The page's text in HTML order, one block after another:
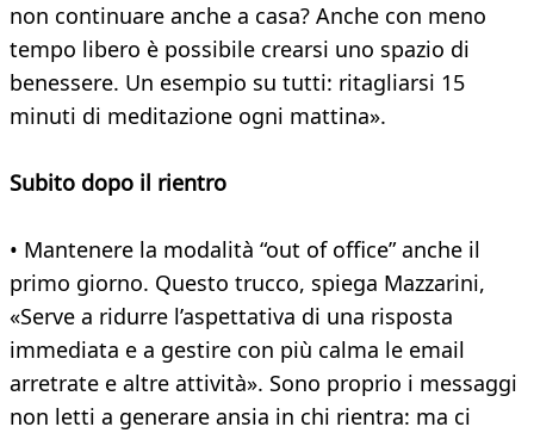
non continuare anche a casa? Anche con meno
tempo libero è possibile crearsi uno spazio di
benessere. Un esempio su tutti: ritagliarsi 15
minuti di meditazione ogni mattina».
Subito dopo il rientro
• Mantenere la modalità “out of office” anche il
primo giorno. Questo trucco, spiega Mazzarini,
«Serve a ridurre l’aspettativa di una risposta
immediata e a gestire con più calma le email
arretrate e altre attività». Sono proprio i messaggi
non letti a generare ansia in chi rientra: ma ci